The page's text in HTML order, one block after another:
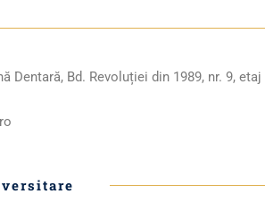
Dentară, Bd. Revoluției din 1989, nr. 9,